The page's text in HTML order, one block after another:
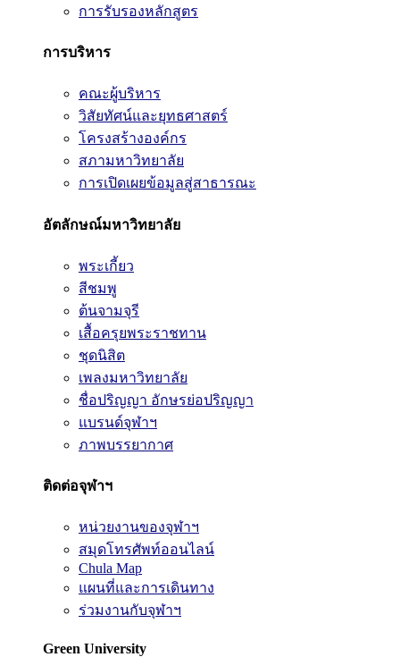
การรับรองหลักสูตร
การบริหาร
คณะผู้บริหาร
วิสัยทัศน์และยุทธศาสตร์
โครงสร้างองค์กร
สภามหาวิทยาลัย
การเปิดเผยข้อมูลสู่สาธารณะ
อัตลักษณ์มหาวิทยาลัย
พระเกี้ยว
สีชมพู
ต้นจามจุรี
เสื้อครุยพระราชทาน
ชุดนิสิต
เพลงมหาวิทยาลัย
ชื่อปริญญา อักษรย่อปริญญา
แบรนด์จุฬาฯ
ภาพบรรยากาศ
ติดต่อจุฬาฯ
หน่วยงานของจุฬาฯ
สมุดโทรศัพท์ออนไลน์
Chula Map
แผนที่และการเดินทาง
ร่วมงานกับจุฬาฯ
Green University